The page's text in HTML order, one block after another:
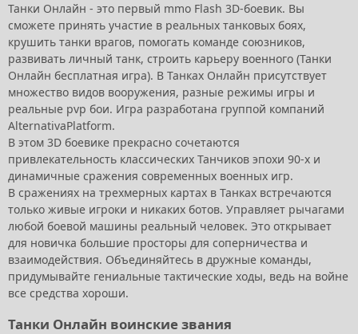
Танки Онлайн - это первый mmo Flash 3D-боевик. Вы
сможете принять участие в реальных танковых боях,
крушить танки врагов, помогать команде союзников,
развивать личный танк, строить карьеру военного (Танки
Онлайн бесплатная игра). В Танках Онлайн присутствует
множество видов вооружения, разные режимы игры и
реальные pvp бои. Игра разработана группой компаний
AlternativaPlatform.
В этом 3D боевике прекрасно сочетаются
привлекательность классических Танчиков эпохи 90-х и
динамичные сражения современных военных игр.
В сражениях на трехмерных картах в Танках встречаются
только живые игроки и никаких ботов. Управляет рычагами
любой боевой машины реальный человек. Это открывает
для новичка большие просторы для соперничества и
взаимодействия. Объединяйтесь в дружные команды,
придумывайте гениальные тактические ходы, ведь на войне
все средства хороши.
Танки Онлайн воинские звания